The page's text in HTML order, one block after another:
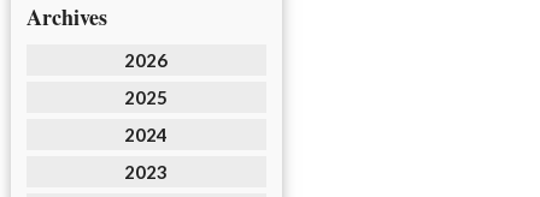
Archives
2026
2025
2024
2023